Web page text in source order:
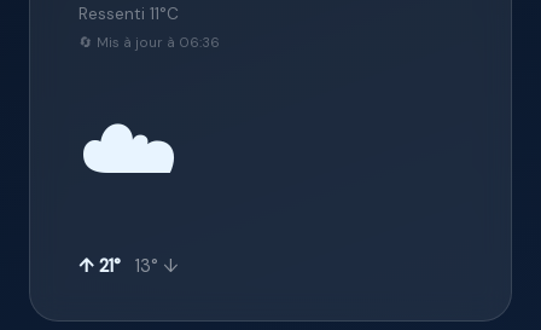
Ressenti 11°C
🔄 Mis à jour à 06:36
☁️
↑ 21° 13° ↓